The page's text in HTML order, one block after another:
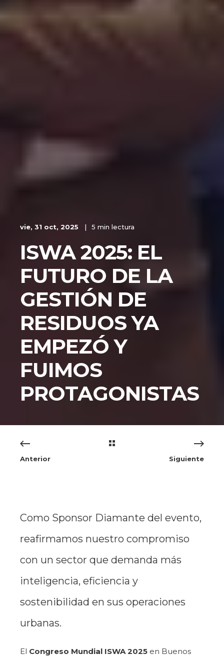
vie, 31 oct, 2025 5 min lectura
ISWA 2025: EL
FUTURO DE LA
GESTIÓN DE
RESIDUOS YA
EMPEZÓ Y
FUIMOS
PROTAGONISTAS
Anterior Siguiente
Como Sponsor Diamante del evento,
reafirmamos nuestro compromiso
con un sector que demanda más
inteligencia, eficiencia y
sostenibilidad en sus operaciones
urbanas.
El Congreso Mundial ISWA 2025 en Buenos